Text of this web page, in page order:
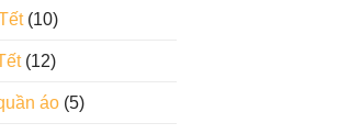
(10)
(12)
áo(5)